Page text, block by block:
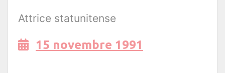
Attrice statunitense
15 novembre 1991